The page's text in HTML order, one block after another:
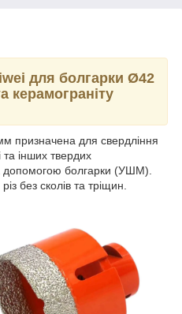
для болгарки Ø42
керамограніту
призначена для свердління
та інших твердих
допомогою болгарки (УШМ).
без сколів та тріщин.